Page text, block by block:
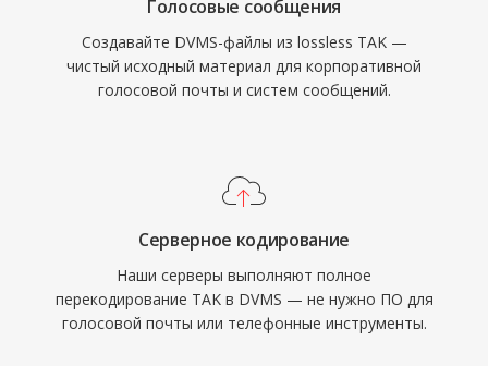
Голосовые сообщения
Создавайте DVMS-файлы из lossless TAK —
чистый исходный материал для корпоративной
голосовой почты и систем сообщений.
Серверное кодирование
Наши серверы выполняют полное
перекодирование TAK в DVMS — не нужно ПО для
голосовой почты или телефонные инструменты.